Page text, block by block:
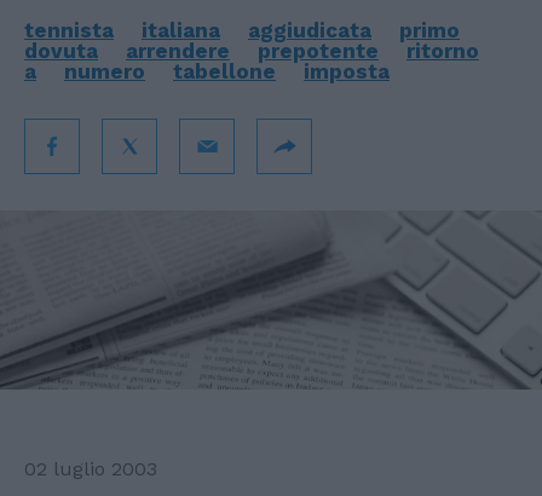
tennista italiana aggiudicata
primo
dovuta
arrendere prepotente
ritorno
a
numero tabellone imposta
02 luglio 2003